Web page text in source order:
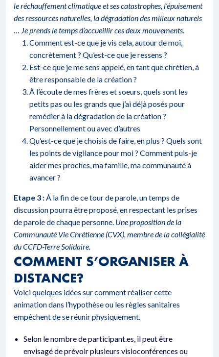
le réchauffement climatique et ses catastrophes, l’épuisement
des ressources naturelles, la dégradation des milieux naturels
… Je prends le temps d’accueillir ces deux mouvements.
Comment est-ce que je vis cela, autour de moi,
concrètement ? Qu’est-ce que je ressens ?
Est-ce que je me sens appelé, en tant que chrétien, à
être responsable de la création ?
À l’écoute de mes frères et soeurs, quels sont les
petits pas ou les grands que j’ai déjà posés pour
remédier à la dégradation de la création ?
Personnellement ou avec d’autres
Qu’est-ce que je choisis de faire, en plus ? Quels sont
les points de vigilance pour moi ? Comment puis-je
aider mes proches, ma famille, ma communauté à
avancer ?
Etape 3 :À la fin de ce tour de parole, un temps de
discussion pourra être proposé, en respectant les prises
de parole de chaque personne. Une proposition de la
Communauté Vie Chrétienne (CVX), membre de la collégialité
du CCFD-Terre Solidaire.
COMMENT S’ORGANISER À
DISTANCE?
Voici quelques idées sur comment réaliser cette
animation dans l’hypothèse ou les règles sanitaires
empêchent de se réunir physiquement.
Selon le nombre de participant.es, il peut être
envisagé de prévoir plusieurs visioconférences ou